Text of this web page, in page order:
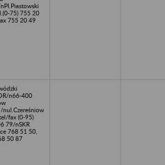
75) 755 20
755 20 49
n66-400
nul.Czereśniow
fax (0-95)
79/nSKR
768 51 50,
50 87